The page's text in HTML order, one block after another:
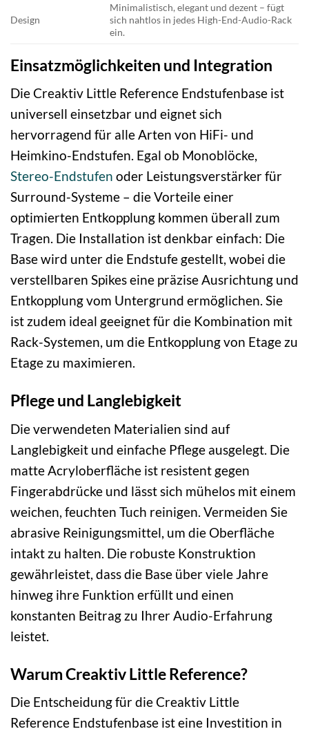
Design
Minimalistisch, elegant und dezent – fügt
sich nahtlos in jedes High-End-Audio-Rack
ein.
Einsatzmöglichkeiten und Integration
Die Creaktiv Little Reference Endstufenbase ist
universell einsetzbar und eignet sich
hervorragend für alle Arten von HiFi- und
Heimkino-Endstufen. Egal ob Monoblöcke,
Stereo-Endstufen oder Leistungsverstärker für
Surround-Systeme – die Vorteile einer
optimierten Entkopplung kommen überall zum
Tragen. Die Installation ist denkbar einfach: Die
Base wird unter die Endstufe gestellt, wobei die
verstellbaren Spikes eine präzise Ausrichtung und
Entkopplung vom Untergrund ermöglichen. Sie
ist zudem ideal geeignet für die Kombination mit
Rack-Systemen, um die Entkopplung von Etage zu
Etage zu maximieren.
Pflege und Langlebigkeit
Die verwendeten Materialien sind auf
Langlebigkeit und einfache Pflege ausgelegt. Die
matte Acryloberfläche ist resistent gegen
Fingerabdrücke und lässt sich mühelos mit einem
weichen, feuchten Tuch reinigen. Vermeiden Sie
abrasive Reinigungsmittel, um die Oberfläche
intakt zu halten. Die robuste Konstruktion
gewährleistet, dass die Base über viele Jahre
hinweg ihre Funktion erfüllt und einen
konstanten Beitrag zu Ihrer Audio-Erfahrung
leistet.
Warum Creaktiv Little Reference?
Die Entscheidung für die Creaktiv Little
Reference Endstufenbase ist eine Investition in